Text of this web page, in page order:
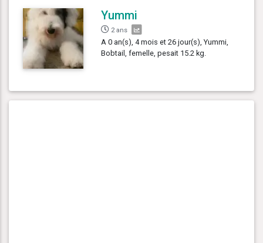
Yummi
2 ans
A 0 an(s), 4 mois et 26 jour(s), Yummi,
Bobtail, femelle, pesait 15.2 kg.